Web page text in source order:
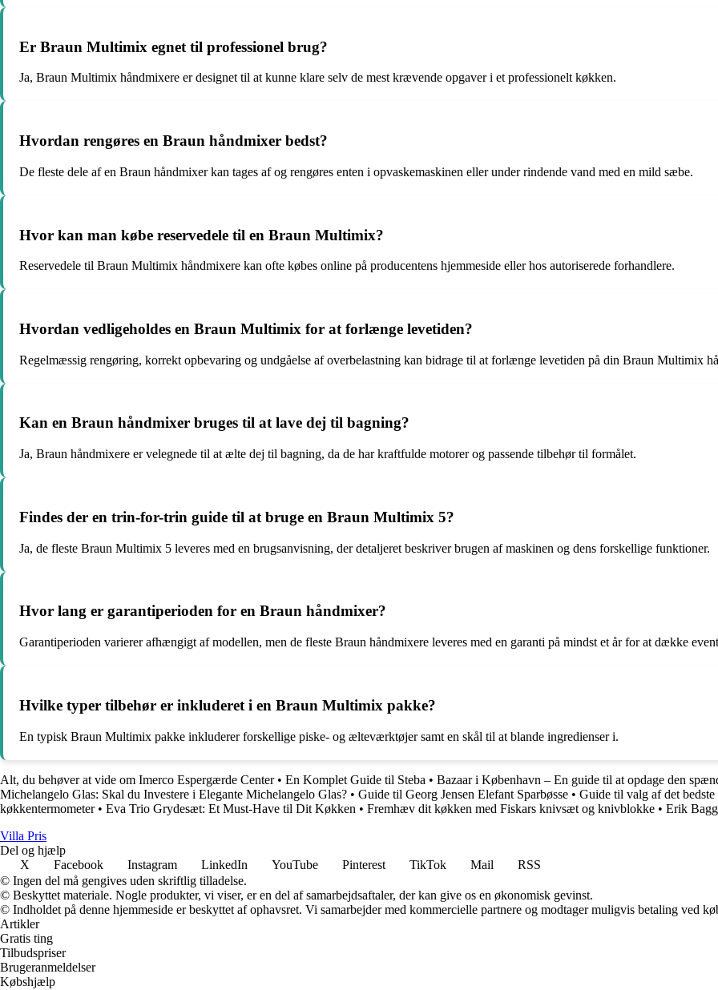
Er Braun Multimix egnet til professionel brug?
Ja, Braun Multimix håndmixere er designet til at kunne klare selv de mest krævende opgaver i et professionelt køkken.
Hvordan rengøres en Braun håndmixer bedst?
De fleste dele af en Braun håndmixer kan tages af og rengøres enten i opvaskemaskinen eller under rindende vand med en mild sæbe.
Hvor kan man købe reservedele til en Braun Multimix?
Reservedele til Braun Multimix håndmixere kan ofte købes online på producentens hjemmeside eller hos autoriserede forhandlere.
Hvordan vedligeholdes en Braun Multimix for at forlænge levetiden?
Regelmæssig rengøring, korrekt opbevaring og undgåelse af overbelastning kan bidrage til at forlænge levetiden på din Braun Multimix
Kan en Braun håndmixer bruges til at lave dej til bagning?
Ja, Braun håndmixere er velegnede til at ælte dej til bagning, da de har kraftfulde motorer og passende tilbehør til formålet.
Findes der en trin-for-trin guide til at bruge en Braun Multimix 5?
Ja, de fleste Braun Multimix 5 leveres med en brugsanvisning, der detaljeret beskriver brugen af maskinen og dens forskellige funktioner.
Hvor lang er garantiperioden for en Braun håndmixer?
Garantiperioden varierer afhængigt af modellen, men de fleste Braun håndmixere leveres med en garanti på mindst et år for at dække
Hvilke typer tilbehør er inkluderet i en Braun Multimix pakke?
En typisk Braun Multimix pakke inkluderer forskellige piske- og ælteværktøjer samt en skål til at blande ingredienser i.
Alt, du behøver at vide om Imerco Espergærde Center• En Komplet Guide til Steba • Bazaar i København – En guide til at opdage den
Michelangelo Glas: Skal du Investere i Elegante Michelangelo Glas? • Guide til Georg Jensen Elefant Sparbøsse • Guide til valg af det
køkkentermometer• Eva Trio Grydesæt: Et Must-Have til Dit Køkken • Fremhæv dit køkken med Fiskars knivsæt og knivblokke • Erik
Villa Pris
Del og hjælp
X
Facebook Instagram LinkedIn YouTube Pinterest TikTok Mail
RSS
© Ingen del må gengives uden skriftlig tilladelse.
© Beskyttet materiale. Nogle produkter, vi viser, er en del af samarbejdsaftaler, der kan give os en økonomisk gevinst.
© Indholdet på denne hjemmeside er beskyttet af ophavsret. Vi samarbejder med kommercielle partnere og modtager muligvis betaling ved
Artikler
Gratis ting
Tilbudspriser
Brugeranmeldelser
Købshjælp